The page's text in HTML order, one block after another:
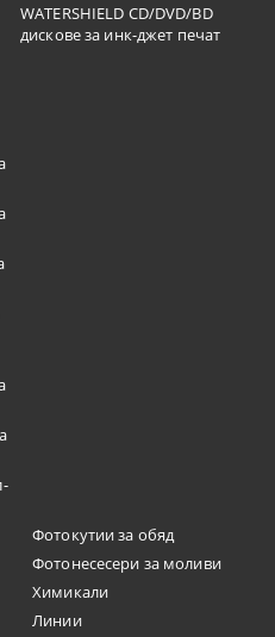
WATERSHIELD CD/DVD/BD
дискове за инк-джет печат
Фотокутии за обяд
Фотонесесери за моливи
Химикали
Линии